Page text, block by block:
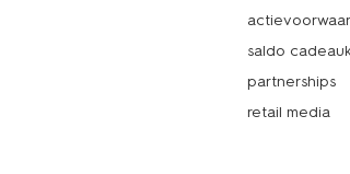
saldo
partnerships
retail media